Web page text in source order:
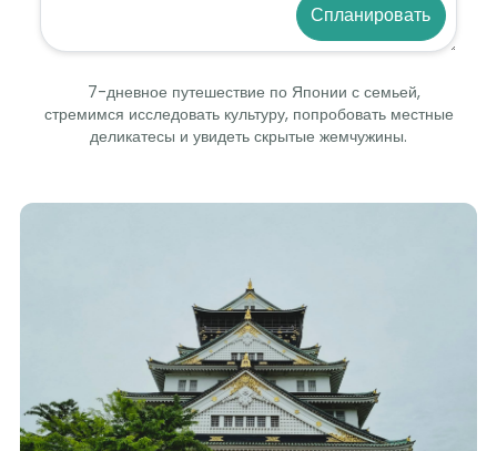
Спланировать
7-дневное путешествие по Японии с семьей,
стремимся исследовать культуру, попробовать местные
деликатесы и увидеть скрытые жемчужины.